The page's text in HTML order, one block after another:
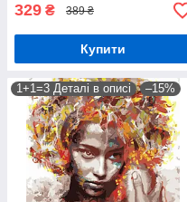
329 ₴ 389 ₴
Купити
1+1=3 Деталі в описі –15%